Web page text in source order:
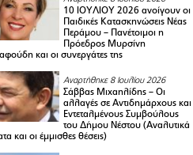
10 ΙΟΥΛΙΟΥ 2026 ανοίγουν οι
Παιδικές Κατασκηνώσεις Νέας
Περάμου – Πανέτοιμοι η
Πρόεδρος Μυρσίνη
και οι συνεργάτες της
Αναρτήθηκε 8 Ιουλίου 2026
Σάββας Μιχαηλίδης – Οι
αλλαγές σε Αντιδημάρχους και
Εντεταλμένους Συμβούλους
του Δήμου Νέστου (Αναλυτικά
και οι έμμισθες θέσεις)